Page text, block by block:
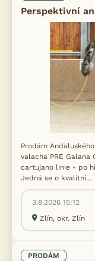
Perspektivní
Prodám
valacha PRE Galana
cartujano linie - po
Jedná se o kvalitní...
3.8.2026 15:12
Zlín, okr. Zlín
PRODÁM